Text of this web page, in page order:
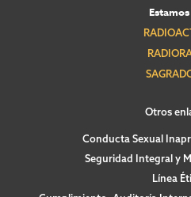
Otros
Conducta Sexual
Seguridad Integral y
Línea